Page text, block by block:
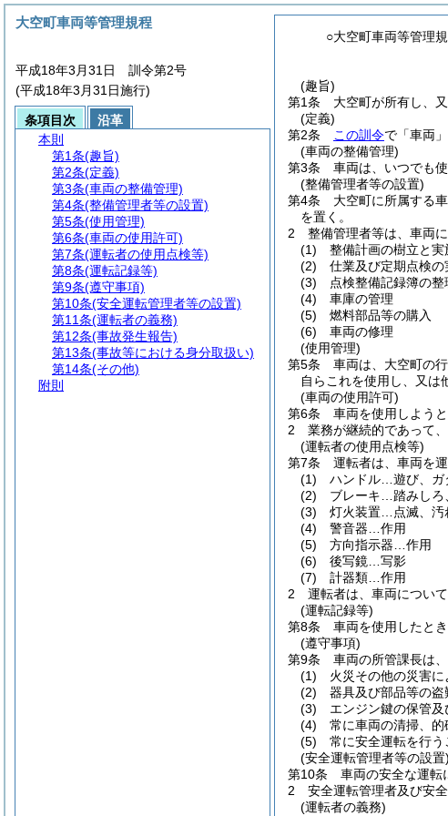
○大空町車両等管理
(趣旨)
第1条
大空町が所有し、
(定義)
第2条
この訓令で「車両
(車両の整備管理)
第3条
車両は、いつでも
(整備管理者等の設置)
第4条
大空町に所属する
を置く。
2
整備管理者等は、車両
(1)
整備計画の樹立と実
(2)
仕業及び定期点検の
(3)
点検整備記録簿の整
(4)
車庫の管理
(5)
燃料部品等の購入
(6)
車両の修理
(使用管理)
第5条
車両は、大空町の
自らこれを使用し、又は
(車両の使用許可)
第6条
車両を使用しよう
2
業務が継続的であって
(運転者の使用点検等)
第7条
運転者は、車両を
(1)
ハンドル…遊び、ガ
(2)
ブレーキ…踏みしろ
(3)
灯火装置…点滅、汚
(4)
警音器…作用
(5)
方向指示器…作用
(6)
後写鏡…写影
(7)
計器類…作用
2
運転者は、車両につい
(運転記録等)
第8条
車両を使用したと
(遵守事項)
第9条
車両の所管課長は
(1)
火災その他の災害
(2)
器具及び部品等の盗
(3)
エンジン鍵の保管及
(4)
常に車両の清掃、的
(5)
常に安全運転を行う
(安全運転管理者等の設置)
第10条
車両の安全な運転
2
安全運転管理者及び安
(運転者の義務)
大空町車両等管理規程
平成18年3月31日 訓令第2号
(平成18年3月31日施行)
条項目次
沿革
本則
第1条(趣旨)
第2条(定義)
第3条(車両の整備管理)
第4条(整備管理者等の設置)
第5条(使用管理)
第6条(車両の使用許可)
第7条(運転者の使用点検等)
第8条(運転記録等)
第9条(遵守事項)
第10条(安全運転管理者等の設置)
第11条(運転者の義務)
第12条(事故発生報告)
第13条(事故等における身分取扱い)
第14条(その他)
附則